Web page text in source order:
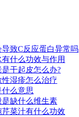
致C反应蛋白异常吗
什么功效与作用
干起皮怎么办?
湿疹怎么治疗
么意思
是缺什么维生素
菜汁有什么功效